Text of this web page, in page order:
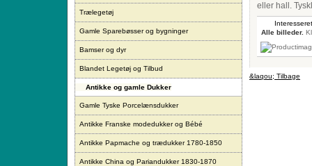
Trælegetøj
Gamle Sparebøsser og bygninger
Bamser og dyr
Blandet Legetøj og Tilbud
Antikke og gamle Dukker
Gamle Tyske Porcelænsdukker
Antikke Franske modedukker og Bébé
Antikke Papmache og trædukker 1780-1850
Antikke China og Pariandukker 1830-1870
eller hall.
Alle billeder.
&laqou; Tilbage